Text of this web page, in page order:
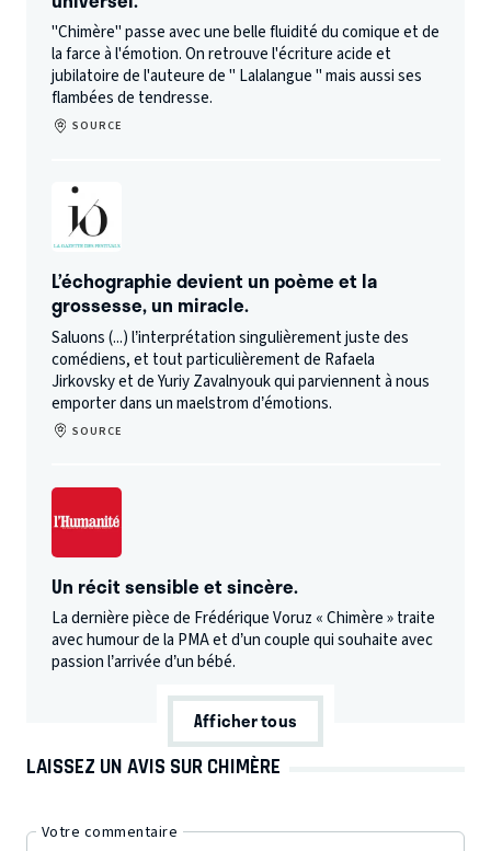
"Chimère" passe avec une belle fluidité du comique et de
la farce à l'émotion. On retrouve l'écriture acide et
jubilatoire de l'auteure de " Lalalangue " mais aussi ses
flambées de tendresse.
SOURCE
L’échographie devient un poème et la
grossesse, un miracle.
Saluons (...) l’interprétation singulièrement juste des
comédiens, et tout particulièrement de Rafaela
Jirkovsky et de Yuriy Zavalnyouk qui parviennent à nous
emporter dans un maelstrom d’émotions.
SOURCE
Un récit sensible et sincère.
La dernière pièce de Frédérique Voruz « Chimère » traite
avec humour de la PMA et d’un couple qui souhaite avec
passion l’arrivée d’un bébé.
Afficher tous
LAISSEZ UN AVIS SUR CHIMÈRE
Votre commentaire